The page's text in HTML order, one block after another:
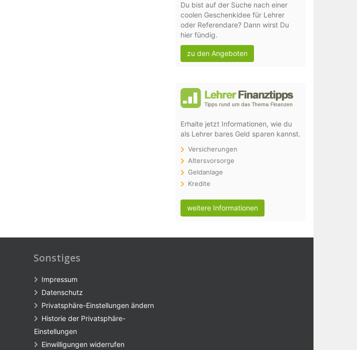
Du bist auf der Suche nach einer
coolen Geschenkidee für Lehrer
oder Referendare? Dann wirst Du
hier fündig.
zu den Angeboten
Erhalte jetzt Informationen, wie du
als Lehrer bares Geld sparen kannst.
Versicherungen
Altersvorsorge
Geldanlage
Kredite
weitere Informationen
Sonstiges
Impressum
Datenschutz
Privatsphäre-Einstellungen ändern
Historie der Privatsphäre-
Einstellungen
Einwilligungen widerrufen